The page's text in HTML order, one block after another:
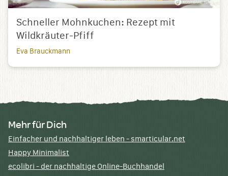
Schneller Mohnkuchen: Rezept mit
Wildkräuter-Pfiff
Eva Brauckmann
Mehr für Dich
Einfacher und nachhaltiger leben - smarticular.net
Happy Minimalist
ecolibri - der nachhaltige Online-Buchhandel